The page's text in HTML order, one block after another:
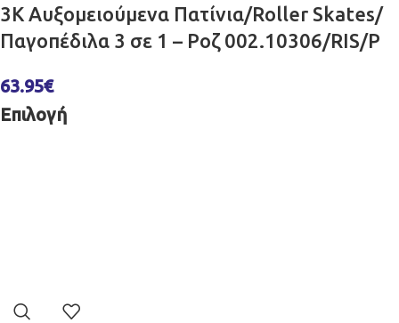
3K Αυξομειούμενα Πατίνια/Roller Skates/
Παγοπέδιλα 3 σε 1 – Ροζ 002.10306/RIS/P
63.95€
Επιλογή